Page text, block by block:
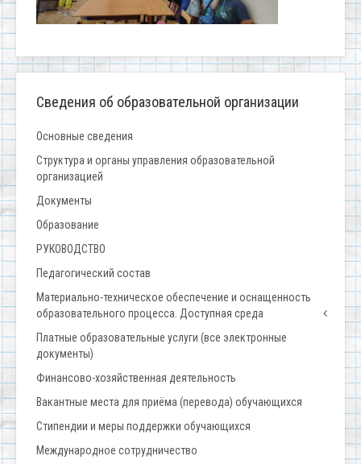
Сведения об образовательной организации
Основные сведения
Структура и органы управления образовательной
организацией
Документы
Образование
РУКОВОДСТВО
Педагогический состав
Материально-техническое обеспечение и оснащенность
образовательного процесса. Доступная среда
Платные образовательные услуги (все электронные
документы)
Финансово-хозяйственная деятельность
Вакантные места для приёма (перевода) обучающихся
Стипендии и меры поддержки обучающихся
Международное сотрудничество